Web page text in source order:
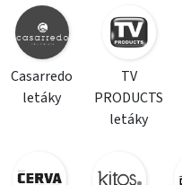
Casarredo
letáky
TV
PRODUCTS
letáky